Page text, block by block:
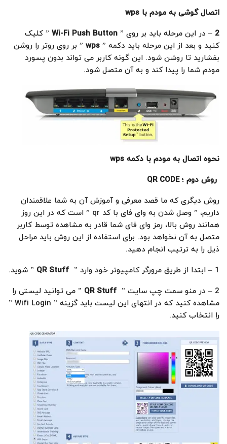
اتصال گوشی به مودم با
2
–در این مرحله باید بر روی ” Wi-Fi Push Button ” کلیک
کنید و بعد از این مرحله باید دکمه ” wps ” بر روی روتر را روشن
بفشارید تا روشن شود. این گونه کاربر می تواند بدون پسورد
مودم شما را پیدا کند و به آن متصل شود.
نحوه اتصال به مودم با دکمه
روش دوم ؛QR CODE
روش دیگری که ما قصد معرفی و آموزش آن به شما علاقمندان
داریم، ” وصل شدن به وای فای با کد qr ” است که در این روز
همانند روش بالا، رمز وای فای شما قادر به مشاهده توسط کاربر
متصل به آن نخواهد بود. برای استفاده از این روش باید مراحل
ذیل را به ترتیب انجام دهید.
1 – ابتدا از طریق مرورگر کامپیوتر خود وارد ”
QR Stuff ” شوید.
2 – در منو سمت چپ سایت ”
QR Stuff ” می توانید لیستی را
مشاهده کنید که در انتهای این لیست باید گزینه ” Wifi Login ”
را انتخاب کنید.